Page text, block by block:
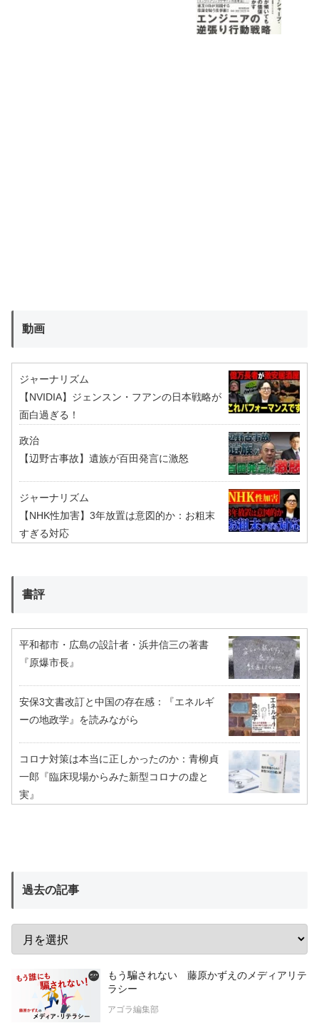
動画
ジャーナリズム
【NVIDIA】ジェンスン・フアンの日本戦略が
面白過ぎる！
政治
【辺野古事故】遺族が百田発言に激怒
ジャーナリズム
【NHK性加害】3年放置は意図的か：お粗末
すぎる対応
書評
平和都市・広島の設計者・浜井信三の著書
『原爆市長』
安保3文書改訂と中国の存在感：『エネルギ
ーの地政学』を読みながら
コロナ対策は本当に正しかったのか：青柳貞
一郎『臨床現場からみた新型コロナの虚と
実』
過去の記事
もう騙されない 藤原かずえのメディアリテ
ラシー
アゴラ編集部